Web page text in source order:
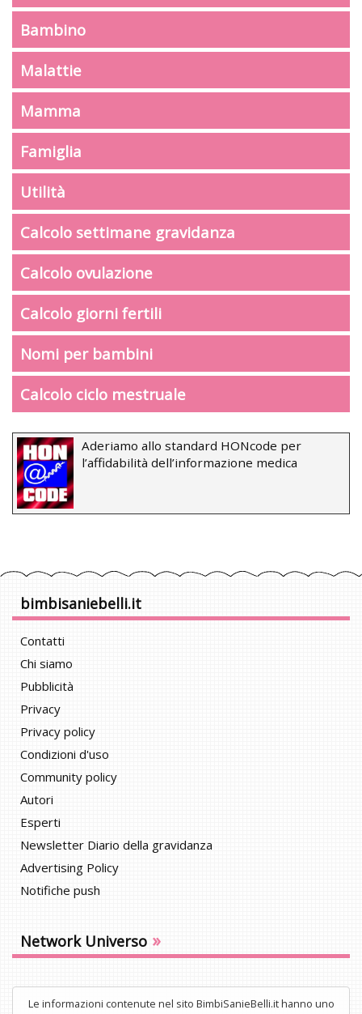
Bambino
Malattie
Mamma
Famiglia
Utilità
Calcolo settimane gravidanza
Calcolo ovulazione
Calcolo giorni fertili
Nomi per bambini
Calcolo ciclo mestruale
Aderiamo allo standard HONcode per
l’affidabilità dell’informazione medica
bimbisaniebelli.it
Contatti
Chi siamo
Pubblicità
Privacy
Privacy policy
Condizioni d'uso
Community policy
Autori
Esperti
Newsletter Diario della gravidanza
Advertising Policy
Notifiche push
Network Universo »
Le informazioni contenute nel sito BimbiSanieBelli.it hanno uno